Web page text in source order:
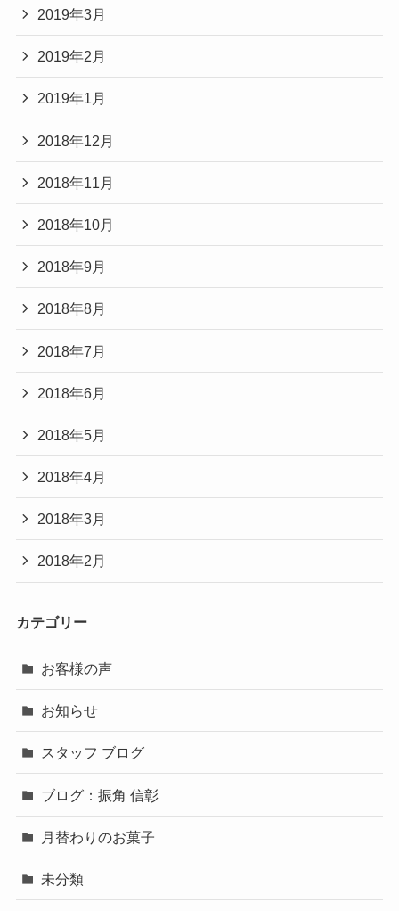
2019年3月
2019年2月
2019年1月
2018年12月
2018年11月
2018年10月
2018年9月
2018年8月
2018年7月
2018年6月
2018年5月
2018年4月
2018年3月
2018年2月
カテゴリー
お客様の声
お知らせ
スタッフ ブログ
ブログ：振角 信彰
月替わりのお菓子
未分類